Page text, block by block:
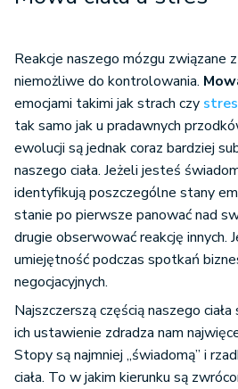
Reakcje naszego mózgu związane
niemożliwe do kontrolowania.
emocjami takimi jak strach czy stres
tak samo jak u pradawnych
ewolucji są jednak coraz bardziej
naszego ciała. Jeżeli jesteś
identyfikują poszczególne stany
stanie po pierwsze panować nad
drugie obserwować reakcję
umiejętność podczas spotkań
negocjacyjnych.
Najszczerszą częścią naszego
ich ustawienie zdradza nam
Stopy są najmniej „świadomą” i
ciała. To w jakim kierunku są